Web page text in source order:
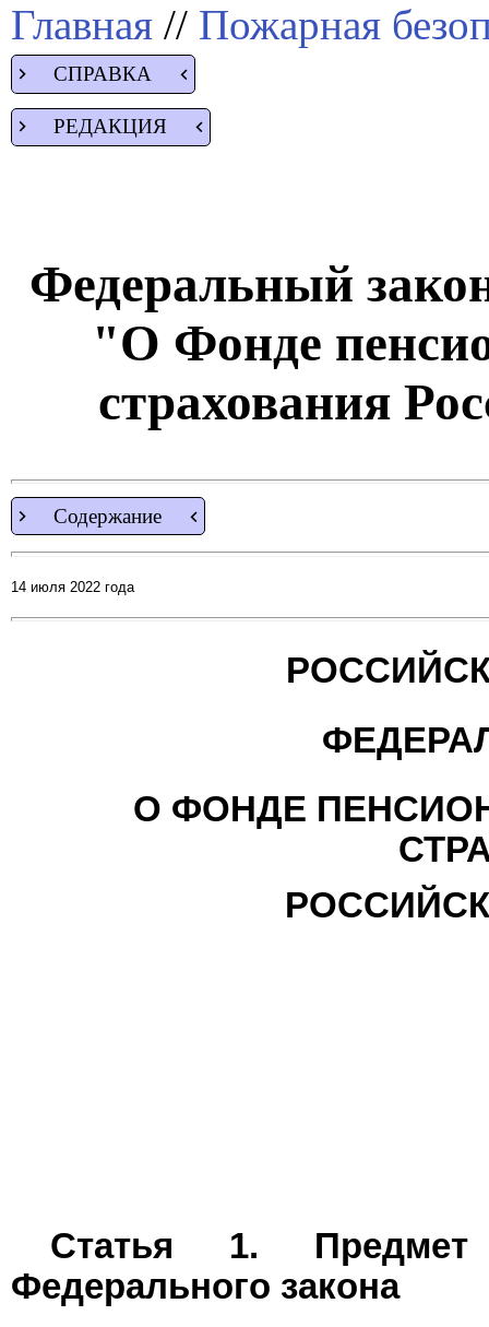
Главная // Пожарная
СПРАВКА
РЕДАКЦИЯ
Федеральный
"О Фонде
страхования
Содержание
14 июля 2022 года
О ФОНДЕ
Статья 1. Предмет
Федерального закона